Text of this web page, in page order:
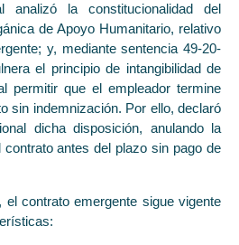
analizó la constitucionalidad del
de Apoyo Humanitario, relativo
y, mediante sentencia 49-20-
el principio de intangibilidad de
permitir que el empleador termine
sin indemnización. Por ello, declaró
dicha disposición, anulando la
contrato antes del plazo sin pago de
contrato emergente sigue vigente